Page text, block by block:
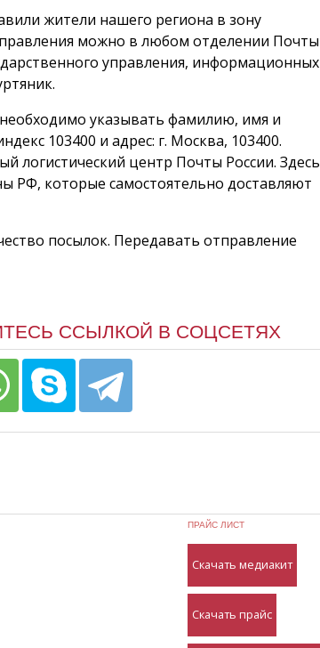
жители нашего региона в зону
можно в любом отделении Почты
управления, информационных
указывать фамилию, имя и
103400 и адрес: г. Москва, 103400.
логистический центр Почты России. Здесь
РФ, которые самостоятельно доставляют
посылок. Передавать отправление
ССЫЛКОЙ В СОЦСЕТЯХ
ПРАЙС ЛИСТ
Скачать медиакит
Скачать прайс